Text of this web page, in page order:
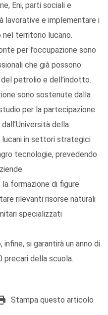
Eni, parti sociali e
lavorative e implementare i
territorio lucano.
per l’occupazione sono
che già possono
petrolio e dell’indotto.
sono sostenute dalla
per la partecipazione
della
lucani in settori strategici
tecnologie, prevedendo
formazione di figure
rilevanti risorse naturali
specializzati
si garantirà un anno di
precari della scuola.
Stampa questo articolo